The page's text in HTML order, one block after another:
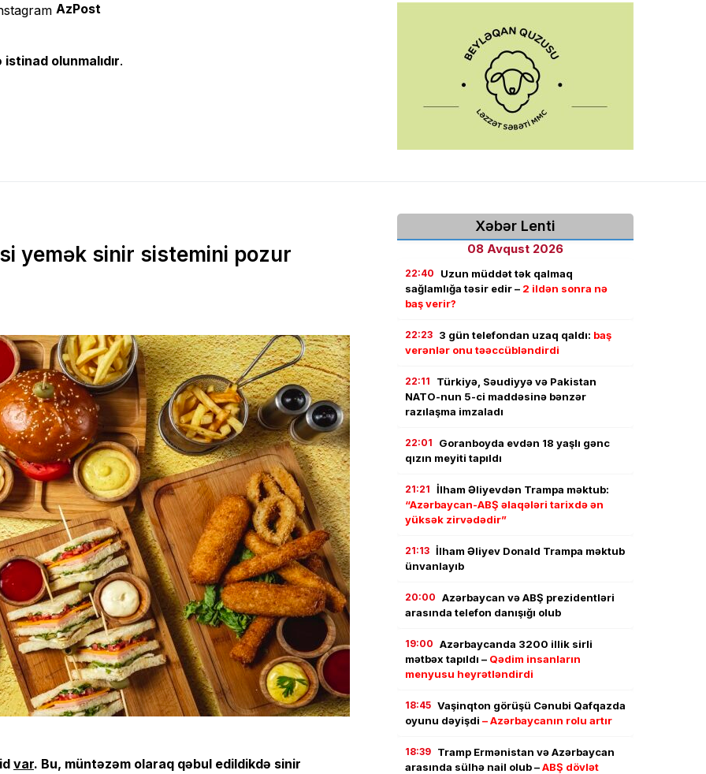
AzPost
olunmalıdır.
yemək sinir sistemini pozur
var. Bu, müntəzəm olaraq qəbul edildikdə sinir
Xəbər Lenti
08 Avqust 2026
22:40
Uzun müddət tək qalmaq
sağlamlığa təsir edir – 2 ildən sonra nə
baş verir?
22:23 3 gün telefondan uzaq qaldı: baş
verənlər onu təəccübləndirdi
22:11
Türkiyə, Səudiyyə və Pakistan
NATO-nun 5-ci maddəsinə bənzər
razılaşma imzaladı
22:01
Goranboyda evdən 18 yaşlı gənc
qızın meyiti tapıldı
21:21 İlham Əliyevdən Trampa məktub:
“Azərbaycan-ABŞ əlaqələri tarixdə ən
yüksək zirvədədir”
21:13 İlham Əliyev Donald Trampa məktub
ünvanlayıb
20:00 Azərbaycan və ABŞ prezidentləri
arasında telefon danışığı olub
19:00 Azərbaycanda 3200 illik sirli
mətbəx tapıldı – Qədim insanların
menyusu heyrətləndirdi
18:45 Vaşinqton görüşü Cənubi Qafqazda
oyunu dəyişdi – Azərbaycanın rolu artır
18:39 Tramp Ermənistan və Azərbaycan
arasında sülhə nail olub –ABŞ dövlət